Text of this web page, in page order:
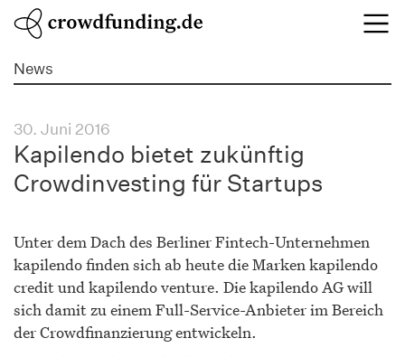
News
30. Juni 2016
Kapilendo bietet zukünftig
Crowdinvesting für Startups
Unter dem Dach des Berliner Fintech-Unternehmen
kapilendo finden sich ab heute die Marken kapilendo
credit und kapilendo venture. Die kapilendo AG will
sich damit zu einem Full-Service-Anbieter im Bereich
der Crowdfinanzierung entwickeln.